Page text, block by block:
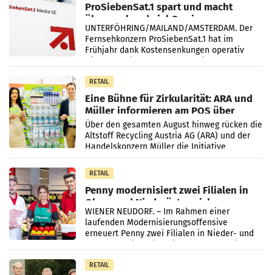
ProSiebenSat.1 spart und macht
überraschend viel Gewinn
UNTERFÖHRING/MAILAND/AMSTERDAM. Der
Fernsehkonzern ProSiebenSat.1 hat im
Frühjahr dank Kostensenkungen operativ
RETAIL
Eine Bühne für Zirkularität: ARA und
Müller informieren am POS über
Kreislauffähigkeit
Über den gesamten August hinweg rücken die
Altstoff Recycling Austria AG (ARA) und der
Handelskonzern Müller die Initiative
„Kreislauf-Helden“ in allen österreichischen
Müller-Filialen
RETAIL
Penny modernisiert zwei Filialen in
Ober- und Niederösterreich
WIENER NEUDORF. – Im Rahmen einer
laufenden Modernisierungsoffensive
erneuert Penny zwei Filialen in Nieder- und
RETAIL